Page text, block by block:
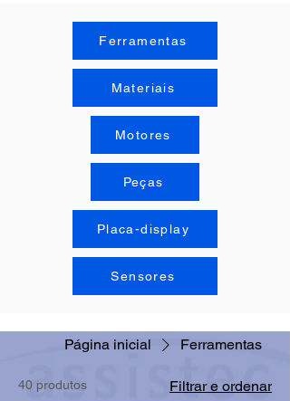
Ferramentas
Materiais
Motores
Peças
Placa-display
Sensores
Página inicial Ferramentas
40 produtos Filtrar e ordenar